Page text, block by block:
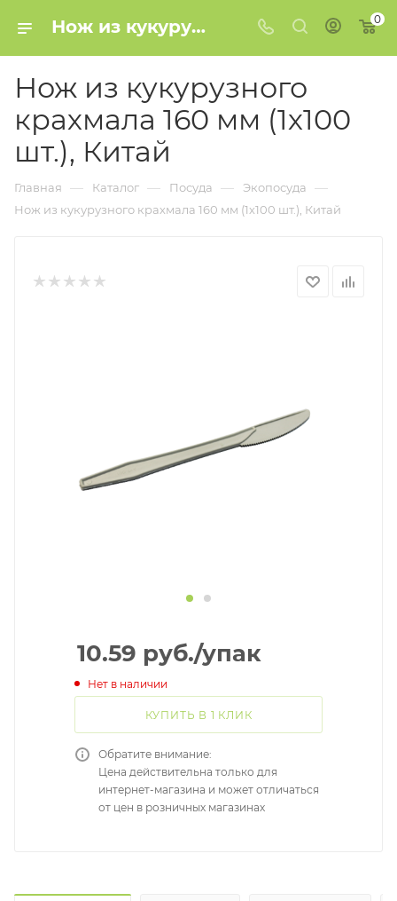
Нож из кукурузного крахмала 160 мм (1х100 шт.), Китай купить в Минске 0
Нож из кукурузного
крахмала 160 мм (1х100
шт.), Китай
Главная — Каталог — Посуда — Экопосуда —
Нож из кукурузного крахмала 160 мм (1х100 шт.), Китай
10.59 руб./упак
Нет в наличии
КУПИТЬ В 1 КЛИК
Обратите внимание:
Цена действительна только для
интернет-магазина и может отличаться
от цен в розничных магазинах